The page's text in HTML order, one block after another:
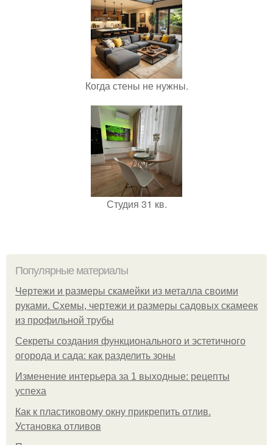
Когда стены не нужны.
Студия 31 кв.
Популярные материалы
Чертежи и размеры скамейки из металла своими
руками. Схемы, чертежи и размеры садовых скамеек
из профильной трубы
Секреты создания функционального и эстетичного
огорода и сада: как разделить зоны
Изменение интерьера за 1 выходные: рецепты
успеха
Как к пластиковому окну прикрепить отлив.
Установка отливов